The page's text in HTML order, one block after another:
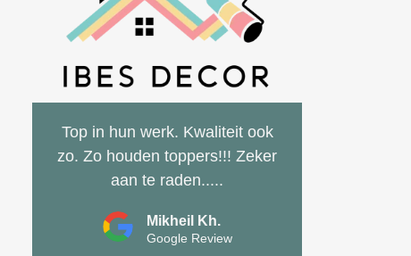
Top in hun werk. Kwaliteit ook
zo. Zo houden toppers!!! Zeker
aan te raden.....
Mikheil Kh.
Google Review